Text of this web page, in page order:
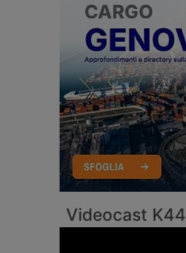
Videocast K44